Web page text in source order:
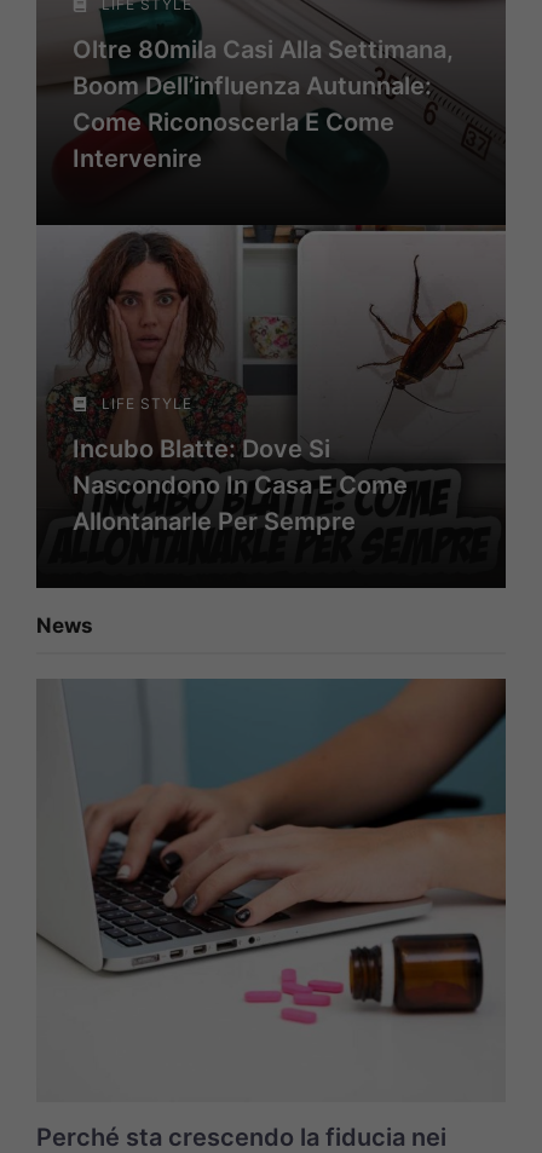
LIFE STYLE
Oltre 80mila Casi Alla Settimana,
Boom Dell’influenza Autunnale:
Come Riconoscerla E Come
Intervenire
LIFE STYLE
Incubo Blatte: Dove Si
Nascondono In Casa E Come
Allontanarle Per Sempre
News
Perché sta crescendo la fiducia nei